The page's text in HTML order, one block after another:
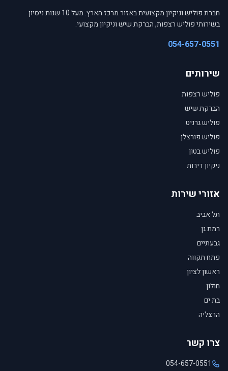
חברת פוליש וניקיון מקצועית באזור מרכז הארץ. מעל 10 שנות ניסיון
בשירותי פוליש רצפות, הברקת שיש וניקיון מקצועי.
054-657-0551
שירותים
פוליש רצפות
הברקת שיש
פוליש גרניט
פוליש פורצלן
פוליש בטון
ניקיון דירות
אזורי שירות
תל אביב
רמת גן
גבעתיים
פתח תקווה
ראשון לציון
חולון
בת ים
הרצליה
צרו קשר
054-657-0551